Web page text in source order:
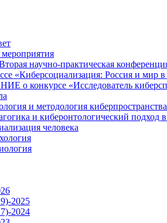
научно-практическая
«Киберсоциализация: Россия и мир
о конкурсе «Исследователь
и методология киберпространства
и киберонтологический подход
человека
2025
2024